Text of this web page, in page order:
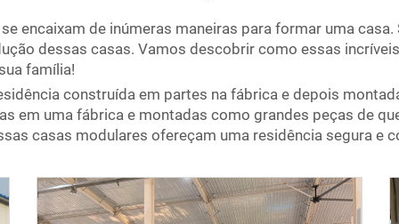
encaixam de inúmeras maneiras para formar uma
dessas casas. Vamos descobrir como essas
família!
construída em partes na fábrica e depois
em uma fábrica e montadas como grandes peças de
casas modulares ofereçam uma residência segura e